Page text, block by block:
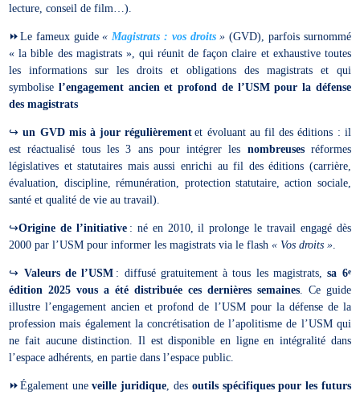
lecture, conseil de film…).
⏩️Le fameux guide« Magistrats : vos droits» (GVD), parfois surnommé
« la bible des magistrats », qui réunit de façon claire et exhaustive toutes
les informations sur les droits et obligations des magistrats et qui
symbolise l’engagement ancien et profond de l’USM pour la défense
des magistrats
↪️un GVD mis à jour régulièrement et évoluant au fil des éditions : il
est réactualisé tous les 3 ans pour intégrer les nombreusesréformes
législatives et statutaires mais aussi enrichi au fil des éditions (carrière,
évaluation, discipline, rémunération, protection statutaire, action sociale,
santé et qualité de vie au travail).
↪️Origine de l’initiative: né en 2010, il prolonge le travail engagé dès
2000 par l’USM pour informer les magistrats via le flash« Vos droits »
↪️ Valeurs de l’USM : diffusé gratuitement à tous les magistrats,sa 6e
édition 2025 vous a été distribuée ces dernières semaines. Ce guide
illustre l’engagement ancien et profond de l’USM pour la défense de la
profession mais également la concrétisation de l’apolitisme de l’USM qui
ne fait aucune distinction. Il est disponible en ligne en intégralité dans
l’espace adhérents, en partie dans l’espace public.
⏩️Également uneveille juridique , des outils spécifiques pour les futurs